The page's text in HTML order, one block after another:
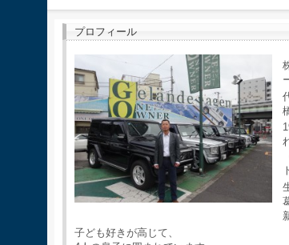
プロフィール
子ども好きが高じて、